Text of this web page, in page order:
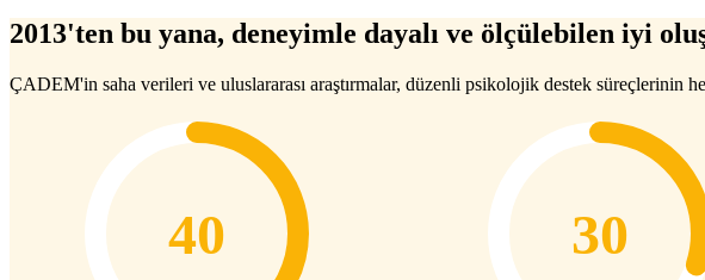
2013'ten bu yana, deneyimle dayalı ve ölçülebilen iyi
ÇADEM'in saha verileri ve uluslararası araştırmalar, düzenli psikolojik destek süreçlerinin
40 30